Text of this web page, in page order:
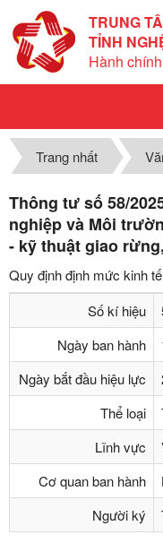
TRUNG
TỈNH
Hành
Trang nhất
Thông tư số 58/
nghiệp và Môi
- kỹ thuật giao
Quy định định mức kinh
Số kí hiệu
Ngày ban hành
Ngày bắt đầu hiệu lực
Thể loại
Lĩnh vực
Cơ quan ban hành
Người ký